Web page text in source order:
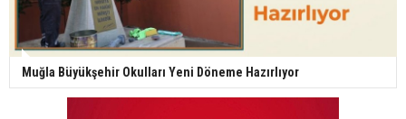
Muğla Büyükşehir Okulları Yeni Döneme Hazırlıyor